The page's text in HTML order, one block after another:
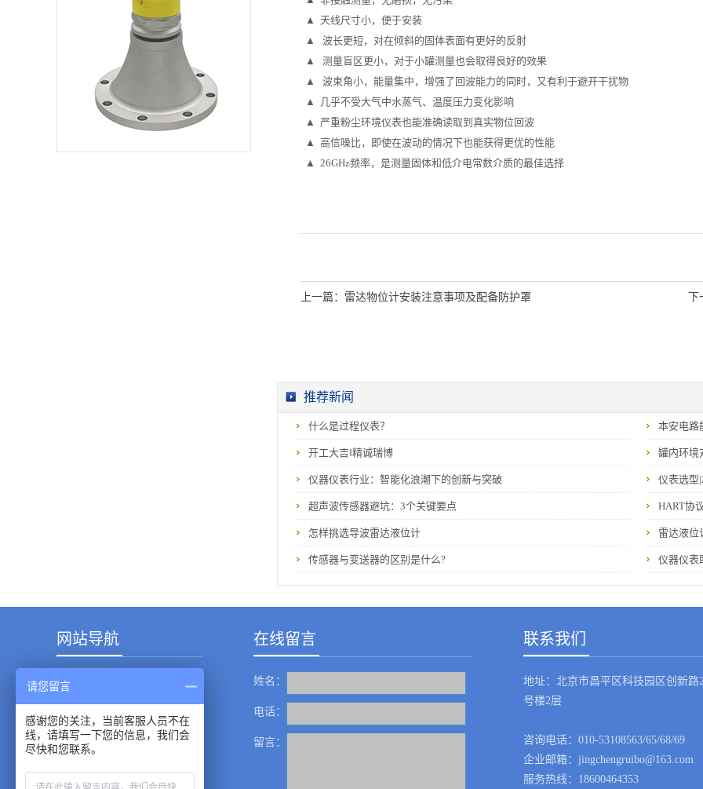
▲ 天线尺寸小，便于安装
▲ 波长更短，对在倾斜的固体表面有更好的反射
▲ 测量盲区更小，对于小罐测量也会取得良好的效果
▲ 波束角小，能量集中，增强了回波能力的同时，又有利于避开干扰物
▲ 几乎不受大气中水蒸气、温度压力变化影响
▲ 严重粉尘环境仪表也能准确读取到真实物位回波
▲ 高信噪比，即使在波动的情况下也能获得更优的性能
▲ 26GHz频率，是测量固体和低介电常数介质的最佳选择
上一篇： 雷达物位计安装注意事项及配备防护罩
推荐新闻
什么是过程仪表？ 本安电路
开工大吉‖精诚瑞博 罐内环境
仪器仪表行业：智能化浪潮下的创新与突破 仪表选型
超声波传感器避坑：3个关键要点 HART协
怎样挑选导波雷达液位计 雷达液位
传感器与变送器的区别是什么? 仪器仪表
网站导航
产品中心
新闻资讯
在线留言
姓名：
电话：
留言：
联系我们
地址：北京市昌平区科技园区创新路
号楼2层
咨询电话：010-53108563/65/68/69
企业邮箱：jingchengruibo@163.com
服务热线：18600464353
请您留言
感谢您的关注，当前客服人员不在
线，请填写一下您的信息，我们会
尽快和您联系。